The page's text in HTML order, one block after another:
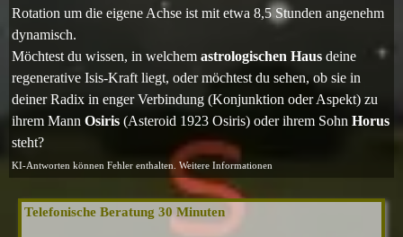
Rotation um die eigene Achse ist mit etwa 8,5 Stunden angenehm
dynamisch.
Möchtest du wissen, in welchem astrologischen Haus deine
regenerative Isis-Kraft liegt, oder möchtest du sehen, ob sie in
deiner Radix in enger Verbindung (Konjunktion oder Aspekt) zu
ihrem Mann Osiris (Asteroid 1923 Osiris) oder ihrem Sohn Horus
steht?
KI-Antworten können Fehler enthalten. Weitere Informationen
Telefonische Beratung 30 Minuten